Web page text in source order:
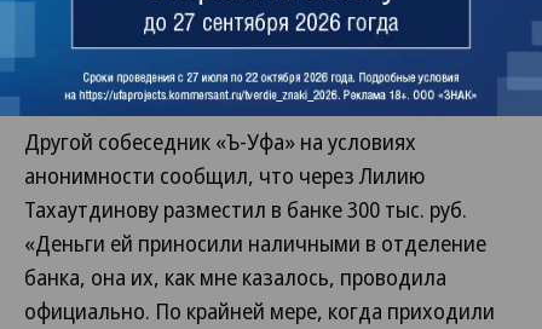
На официальном сайте «Уралсиба» имеется
информация о вкладе «Комфорт», который
предусматривает до 10,85% годовых.
Другой собеседник «Ъ-Уфа» на условиях
анонимности сообщил, что через Лилию
Тахаутдинову разместил в банке 300 тыс. руб.
«Деньги ей приносили наличными в отделение
банка, она их, как мне казалось, проводила
официально. По крайней мере, когда приходили